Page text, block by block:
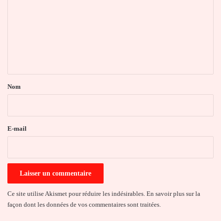
a
e
Nom
E-mail
Ce site utilise Akismet pour réduire les indésirables. En savoir plus sur la
façon dont les données de vos commentaires sont traitées.